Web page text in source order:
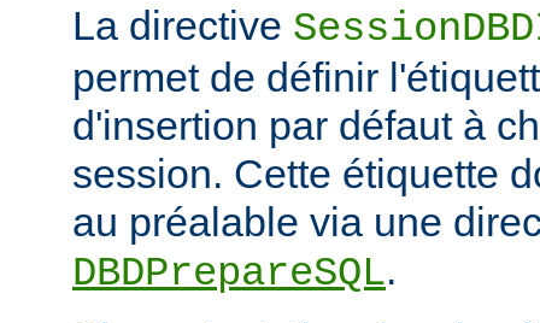
La directive
permet de définir
d'insertion par défaut à
session. Cette étiquette
au préalable via une
DBDPrepareSQL.